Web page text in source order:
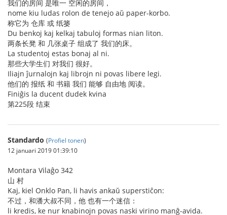
我们的房间 是唯一 空闲的房间，
nome kiu ludas rolon de tenejo aŭ paper-korbo.
称它为 仓库 或 纸篓
Du benkoj kaj kelkaj tabuloj formas nian liton.
两条长凳 和 几张桌子 组成了 我们的床。
La studentoj estas bonaj al ni.
那些大学生们 对我们 很好。
Iliajn ĵurnalojn kaj librojn ni povas libere legi.
他们的 报纸 和 书籍 我们 能够 自由地 阅读。
Finiĝis la ducent dudek kvina
第225段 结束
Standardo (Profiel tonen)
12 januari 2019 01:39:10
Montara Vilaĝo 342
山 村
Kaj, kiel Onklo Pan, li havis ankaŭ superstiĉon:
不过，和潘大叔不同，他 也有一个迷信：
li kredis, ke nur knabinojn povas naski virino manĝ-avida.